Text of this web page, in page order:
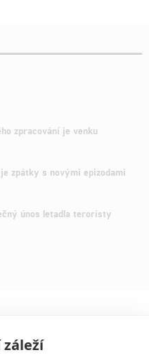
zpracování je venku
zpátky s novými epizodami
únos letadla teroristy
záleží